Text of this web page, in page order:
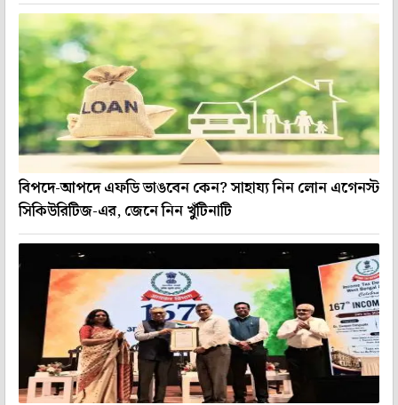
বিপদে-আপদে এফডি ভাঙবেন কেন? সাহায্য নিন লোন এগেনস্ট
সিকিউরিটিজ-এর, জেনে নিন খুঁটিনাটি